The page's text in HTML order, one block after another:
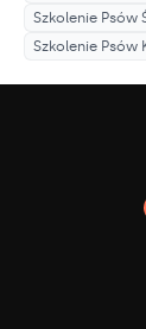
Szkolenie Psów
Szkolenie Psów